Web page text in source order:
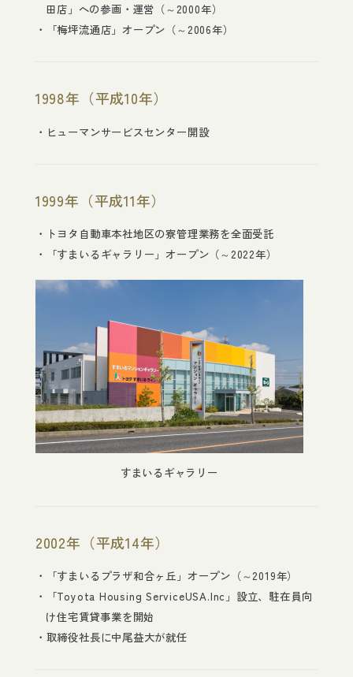
田店」への参画・運営（～2000年）
「梅坪流通店」オープン（～2006年）
1998年（平成10年）
ヒューマンサービスセンター開設
1999年（平成11年）
トヨタ自動車本社地区の寮管理業務を全面受託
「すまいるギャラリー」オープン（～2022年）
すまいるギャラリー
2002年（平成14年）
「すまいるプラザ和合ヶ丘」オープン（～2019年）
「Toyota Housing ServiceUSA.Inc」設立、駐在員向
け住宅賃貸事業を開始
取締役社長に中尾益大が就任